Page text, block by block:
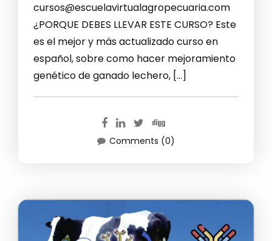
cursos@escuelavirtualagropecuaria.com
¿PORQUE DEBES LLEVAR ESTE CURSO? Este
es el mejor y más actualizado curso en
español, sobre como hacer mejoramiento
genético de ganado lechero, […]
Comments (0)